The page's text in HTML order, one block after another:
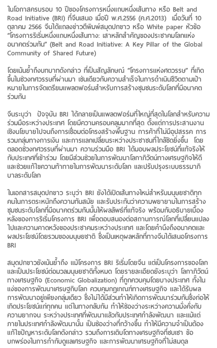
ในโอกาสครบรอบ 10 ปีของโครงการหนึ่งแถบหนึ่งเส้นทาง หรือ Belt and
Road Initiative (BRI) ที่จีนเสนอ เมื่อปี พ.ศ.2556 (ค.ศ.2013) เมื่อวันที่ 10
ตุลาคม 2566 จีนได้แถลงข่าวตีพิมพ์สมุดปกขาว หรือ White paper หัวข้อ
“โครงการริเริ่มหนึ่งแถบหนึ่งเส้นทาง: เสาหลักสำคัญของประชาคมโลกแห่ง
อนาคตร่วมกัน” (Belt and Road Initiative: A Key Pillar of the Global
Community of Shared Future)
โดยเน้นย้ำถึงบทบาทดังกล่าว ที่เป็นสัญลักษณ์ “โครงการแห่งศตวรรษ” ที่เกิด
ขึ้นในช่วงทศวรรษที่ผ่านมา เช่นเดียวกับความสำเร็จในการดำเนินชีวิตตามเป้า
หมายในการจัดเตรียมแพลตฟอร์มสำหรับการสร้างชุมชนระดับโลกที่มีอนาคต
ร่วมกัน
จีนระบุว่า ปัจจุบัน BRI ได้กลายเป็นแพลตฟอร์มที่ใหญ่ที่สุดในโลกสำหรับความ
ร่วมมือระหว่างประเทศ โดยมีความครอบคลุมมากที่สุด ตั้งแต่การประสานงาน
เชิงนโยบายไปจนถึงการเชื่อมต่อโครงสร้างพื้นฐาน การค้าที่ไม่มีอุปสรรค การ
รวมกลุ่มทางการเงิน และการแลกเปลี่ยนระหว่างประชาชนที่ใกล้ชิดยิ่งขึ้น โดย
ตลอดช่วงทศวรรษที่ผ่านมา ความร่วมมือ BRI ได้มอบผลประโยชน์ที่แท้จริงให้
กับประเทศที่เข้าร่วม โดยมีส่วนช่วยในการพัฒนาโลกาภิวัตน์ทางเศรษฐกิจให้ดี
และช่วยแก้ไขความท้าทายในการพัฒนาระดับโลก และปรับปรุงระบบธรรมาภิ
บาลระดับโลก
ในเอกสารสมุดปกขาว ระบุว่า BRI ยังได้เปิดเส้นทางใหม่สำหรับมนุษยชาติทุก
คนในการตระหนักถึงความทันสมัย และรับประกันว่าความพยายามในการสร้าง
ชุมชนระดับโลกที่มีอนาคตร่วมกันนั้นให้ผลลัพธ์ที่แท้จริง พร้อมกับอธิบายเบื้อง
หลังของการริเริ่มโครงการ BRI เพื่อตอบสนองต่อสถานการณ์โลกที่เปลี่ยนแปลง
ไปและความคาดหวังของประชาคมระหว่างประเทศ และโดยคำนึงถึงอนาคตและ
ผลประโยชน์โดยรวมของมนุษยชาติ ซึ่งเป็นเหตุผลหลักที่ทางจีนได้เสนอโครงการ
BRI
สมุดปกขาวยังเน้นย้ำถึง แม้โครงการ BRI ริเริ่มโดยจีน แต่เป็นโครงการของโลก
และเป็นประโยชน์ต่อมวลมนุษยชาติทั้งหมด โดยรายละเอียดยังระบุว่า โลกาภิวัตน์
ทางเศรษฐกิจ (Economic Globalization) ที่ถูกควบคุมโดยบางประเทศ ทั้งใน
แง่ของการพัฒนาเศรษฐกิบโลก ควบคุมกฎเกณฑ์ทางเศรษฐกิจ และได้รับผล
การพัฒนาอยู่เพียงกลุ่มเดียว ซึ่งไม่ได้มีส่วนทำให้เกิดการพัฒนาร่วมกันซึ่งก่อให้
เกิดประโยชน์แก่ทุกคน แต่ในทางกลับกัน ทำให้ช่องว่างระหว่างความมั่งคั่งกับ
ความยากจน ระหว่างประเทศที่พัฒนาแล้วกับประเทศกำลังพัฒนา และแม้แต่
ภายในประเทศกำลังพัฒนานั้น เป็นช่องว่างที่กว้างขึ้น ทำให้มีความจำเป็นต้อง
แก้ไขปัญหาระดับโลกดังกล่าว รวมถึงการเติบโตทางเศรษฐกิจที่ซบเซา ข้อ
บกพร่องในการกำกับดูแลเศรษฐกิจ และการพัฒนาเศรษฐกิจที่ไม่สมดุล